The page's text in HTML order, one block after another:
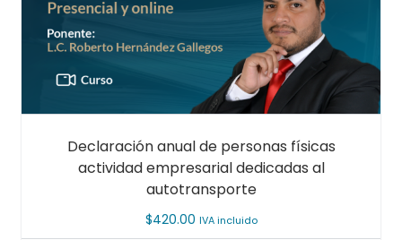
Declaración anual de personas físicas
actividad empresarial dedicadas al
autotransporte
$420.00 IVA incluido